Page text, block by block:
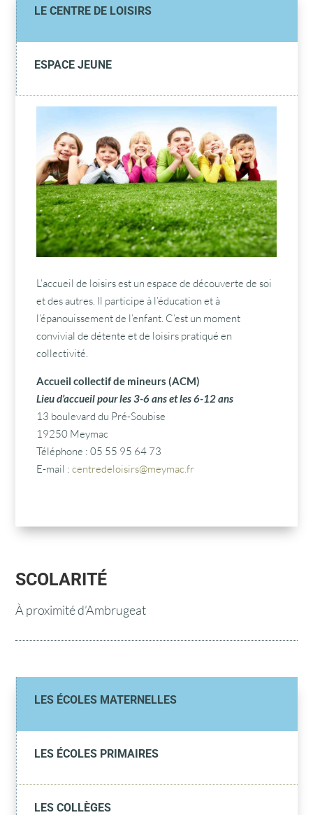
LE CENTRE DE LOISIRS
ESPACE JEUNE
L’accueil de loisirs est un espace de découverte de soi
et des autres. Il participe à l’éducation et à
l’épanouissement de l’enfant. C’est un moment
convivial de détente et de loisirs pratiqué en
collectivité.
Accueil collectif de mineurs (ACM)
Lieu d’accueil pour les 3-6 ans et les 6-12 ans
13 boulevard du Pré-Soubise
19250 Meymac
Téléphone : 05 55 95 64 73
E-mail :centredeloisirs@meymac.fr
SCOLARITÉ
À proximité d’Ambrugeat
LES ÉCOLES MATERNELLES
LES ÉCOLES PRIMAIRES
LES COLLÈGES